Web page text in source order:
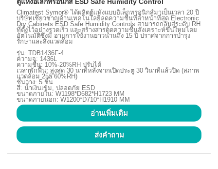
ตู้แห้งอิเล็กทรอนิกส์ ESD Safe Humidity Control
Climatest Symor® ได้ผลิตตู้แห้งแบบอิเล็กทรอนิกส์มาเป็นเวลา 20 ปี
บริษัทเชี่ยวชาญด้านเทคโนโลยีลดความชื้นที่ล้ำหน้าที่สุด Electronic
Dry Cabinets ESD Safe Humidity Controls สามารถกลับสู่ระดับ RH
ที่ตั้งไว้อย่างรวดเร็ว และสร้างสารดูดความชื้นสังเคราะห์ขึ้นใหม่โดย
อัตโนมัติซึ่งมี อายุการใช้งานยาวนานถึง 15 ปี ปราศจากการบำรุง
รักษาและสิ่งแวดล้อม
รุ่น: TDB1436F-4
ความจุ: 1436L
ความชื้น: 10%-20%RH ปรับได้
เวลาพักฟื้น: สูงสุด 30 นาทีหลังจากเปิดประตู 30 วินาทีแล้วปิด (สภาพ
แวดล้อม 25â 60%RH)
ชั้นวาง: 5 ชิ้น
สี: น้ำเงินเข้ม, ปลอดภัย ESD
ขนาดภายใน: W1198*D682*H1723 MM
ขนาดภายนอก: W1200*D710*H1910 MM
อ่านเพิ่มเติม
ส่งคำถาม